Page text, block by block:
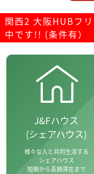
関西2 大阪HUBフ
中です!! (条件有）
J&Fハウス
(シェアハウス)
様々な人と共同生活する
シェアハウス
短期から長期滞在まで